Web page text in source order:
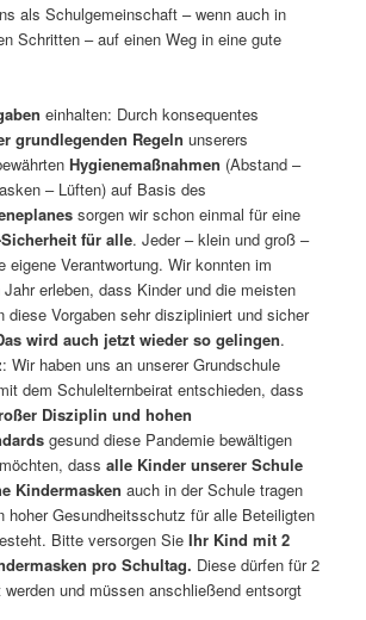
als Schulgemeinschaft – wenn auch in
Schritten – auf einen Weg in eine gute
einhalten: Durch konsequentes
grundlegenden Regeln unserers
Hygienemaßnahmen (Abstand –
– Lüften) auf Basis des
sorgen wir schon einmal für eine
für alle. Jeder – klein und groß –
eigene Verantwortung. Wir konnten im
Jahr erleben, dass Kinder und die meisten
diese Vorgaben sehr diszipliniert und sicher
wird auch jetzt wieder so gelingen.
: Wir haben uns an unserer Grundschule
dem Schulelternbeirat entschieden, dass
Disziplin und hohen
gesund diese Pandemie bewältigen
dass alle Kinder unserer Schule
Kindermasken auch in der Schule tragen
hoher Gesundheitsschutz für alle Beteiligten
Bitte versorgen Sie Ihr Kind mit 2
pro Schultag. Diese dürfen für 2
werden und müssen anschließend entsorgt